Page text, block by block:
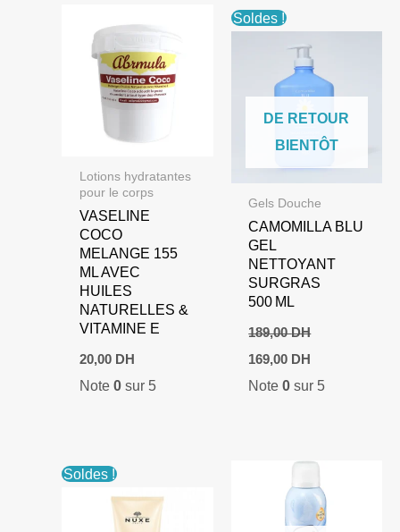
Lotions hydratantes
pour le corps
VASELINE
COCO
MELANGE 155
ML AVEC
HUILES
NATURELLES &
VITAMINE E
20,00 DH
Note 0sur 5
Soldes !
DE RETOUR
BIENTÔT
Gels Douche
CAMOMILLA BLU
GEL
NETTOYANT
SURGRAS
500 ML
189,00DH
Le
prix
initial
169,00 DH
actuel
Note0 sur 5
Soldes !